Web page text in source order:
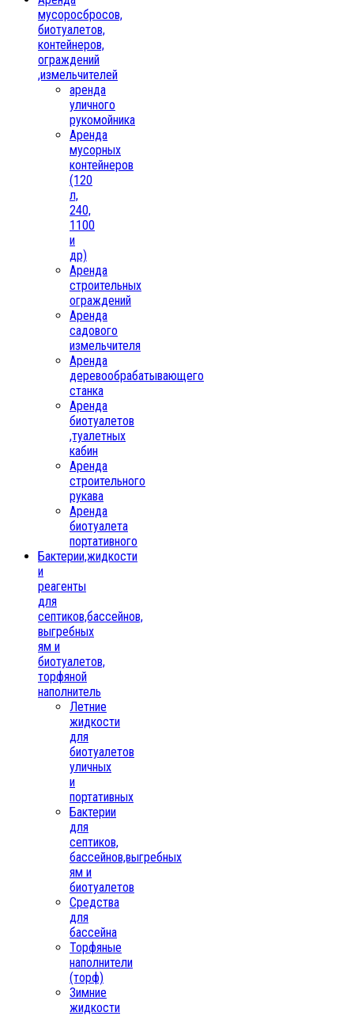
мусоросбросов,
биотуалетов,
контейнеров,
ограждений
,измельчителей
аренда
уличного
рукомойника
Аренда
мусорных
контейнеров
(120
л,
240,
1100
и
др)
Аренда
строительных
ограждений
Аренда
садового
измельчителя
Аренда
деревообрабатывающего
станка
Аренда
биотуалетов
,туалетных
кабин
Аренда
строительного
рукава
Аренда
биотуалета
портативного
Бактерии,жидкости
и
реагенты
для
септиков,бассейнов,
выгребных
ям и
биотуалетов,
торфяной
наполнитель
Летние
жидкости
для
биотуалетов
уличных
и
портативных
Бактерии
для
септиков,
бассейнов,выгребных
ям и
биотуалетов
Средства
для
бассейна
Торфяные
наполнители
(торф)
Зимние
жидкости